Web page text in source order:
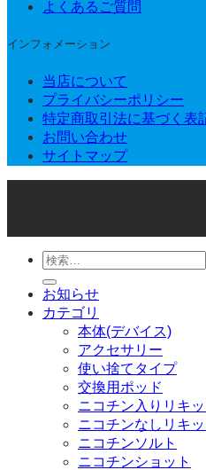
よくあるご質問
インフォメーション
当店について
プライバシーポリシー
特定商取引法に基づく表
お問い合わせ
サイトマップ
検
索
対
象:
お知らせ
カテゴリ
本体(デバイス)
アクセサリー
使い捨てタイプ
交換用ポッド
ニコチン入りリキ
ニコチンなしリキ
ニコチンソルト
ニコチンショット